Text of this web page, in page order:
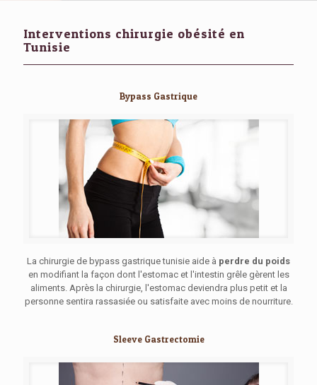
Interventions chirurgie obésité en
Tunisie
Bypass Gastrique
La chirurgie de bypass gastrique tunisie aide à perdre du poids
en modifiant la façon dont l'estomac et l'intestin grêle gèrent les
aliments. Après la chirurgie, l'estomac deviendra plus petit et la
personne sentira rassasiée ou satisfaite avec moins de nourriture.
Sleeve Gastrectomie